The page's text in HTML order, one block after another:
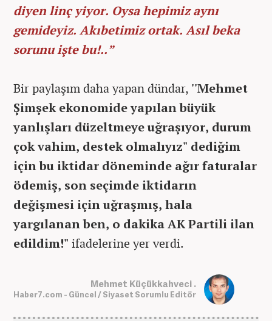
diyen linç yiyor. Oysa hepimiz aynı
gemideyiz. Akıbetimiz ortak. Asıl beka
sorunu işte bu!..”
Bir paylaşım daha yapan dündar, ''Mehmet
Şimşek ekonomide yapılan büyük
yanlışları düzeltmeye uğraşıyor, durum
çok vahim, destek olmalıyız" dediğim
için bu iktidar döneminde ağır faturalar
ödemiş, son seçimde iktidarın
değişmesi için uğraşmış, hala
yargılanan ben, o dakika AK Partili ilan
edildim!" ifadelerine yer verdi.
Mehmet Küçükkahveci .
Haber7.com - Güncel / Siyaset Sorumlu Editör